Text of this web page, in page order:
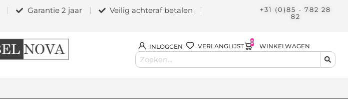
Garantie 2 jaar
Veilig achteraf betalen
+31 (0)85 - 782 28
82
INLOGGEN VERLANGLIJST WINKELWAGEN
0